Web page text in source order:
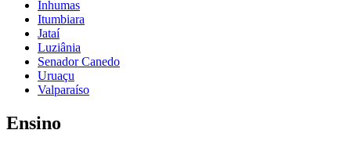
Inhumas
Itumbiara
Jataí
Luziânia
Senador Canedo
Uruaçu
Valparaíso
Ensino